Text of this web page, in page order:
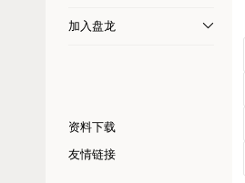
加入盘龙
资料下载
友情链接